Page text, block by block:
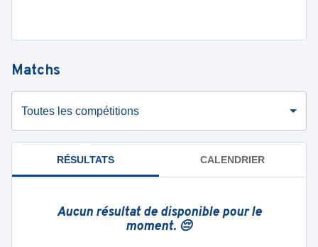
Matchs
Toutes les compétitions
RÉSULTATS CALENDRIER
Aucun résultat de disponible pour le
moment. 😔